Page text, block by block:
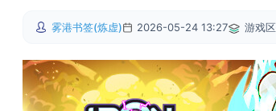
雾港书签(炼虚) 2026-05-24 13:27 游戏区